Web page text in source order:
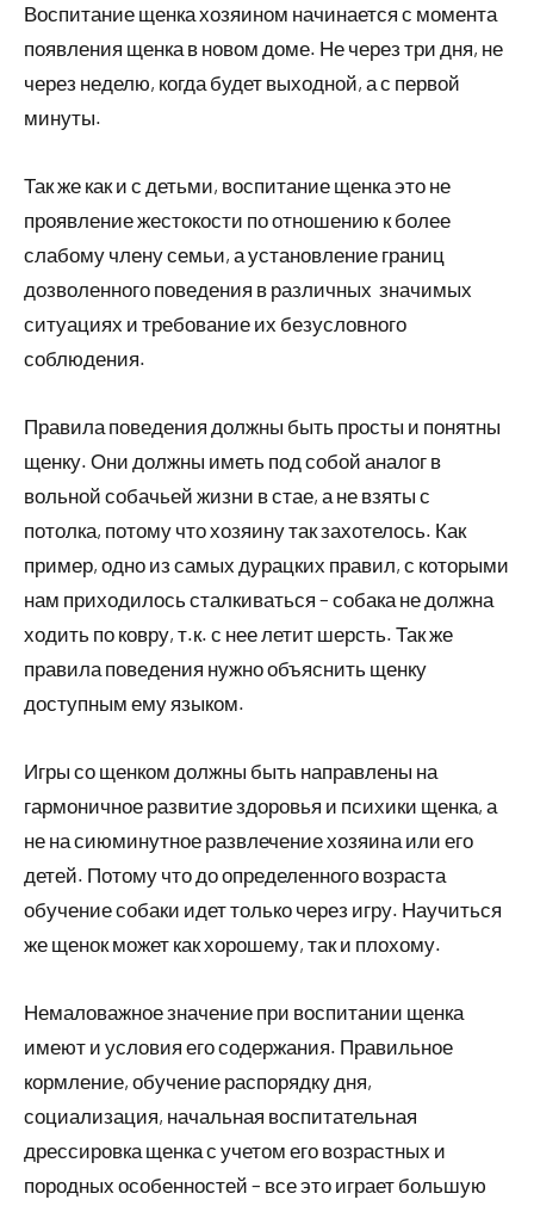
Воспитание щенка хозяином начинается с момента
появления щенка в новом доме. Не через три дня, не
через неделю, когда будет выходной, а с первой
минуты.
Так же как и с детьми, воспитание щенка это не
проявление жестокости по отношению к более
слабому члену семьи, а установление границ
дозволенного поведения в различных значимых
ситуациях и требование их безусловного
соблюдения.
Правила поведения должны быть просты и понятны
щенку. Они должны иметь под собой аналог в
вольной собачьей жизни в стае, а не взяты с
потолка, потому что хозяину так захотелось. Как
пример, одно из самых дурацких правил, с которыми
нам приходилось сталкиваться – собака не должна
ходить по ковру, т.к. с нее летит шерсть. Так же
правила поведения нужно объяснить щенку
доступным ему языком.
Игры со щенком должны быть направлены на
гармоничное развитие здоровья и психики щенка, а
не на сиюминутное развлечение хозяина или его
детей. Потому что до определенного возраста
обучение собаки идет только через игру. Научиться
же щенок может как хорошему, так и плохому.
Немаловажное значение при воспитании щенка
имеют и условия его содержания. Правильное
кормление, обучение распорядку дня,
социализация, начальная воспитательная
дрессировка щенка с учетом его возрастных и
породных особенностей – все это играет большую